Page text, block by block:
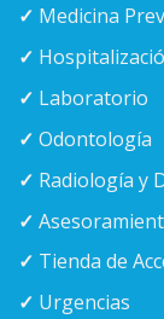
✓ Medicina
✓
✓ Laboratorio
✓ Odontología
✓ Radiología y
✓
✓ Tienda de
✓ Urgencias